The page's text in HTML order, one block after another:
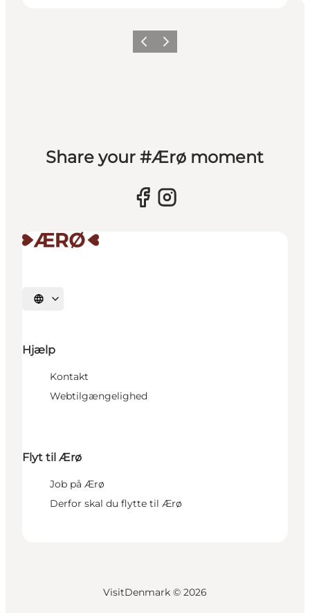
ForrigeNæste
Share your #Ærø moment
Vælg sprog
Hjælp
Kontakt
Webtilgængelighed
Flyt til Ærø
Job på Ærø
Derfor skal du flytte til Ærø
VisitDenmark © 2026